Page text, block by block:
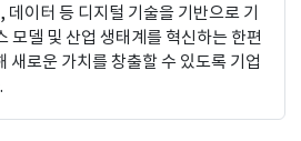
이터 등 디지털 기술을 기반으로 기
모델 및 산업 생태계를 혁신하는 한편
새로운 가치를 창출할 수 있도록 기업